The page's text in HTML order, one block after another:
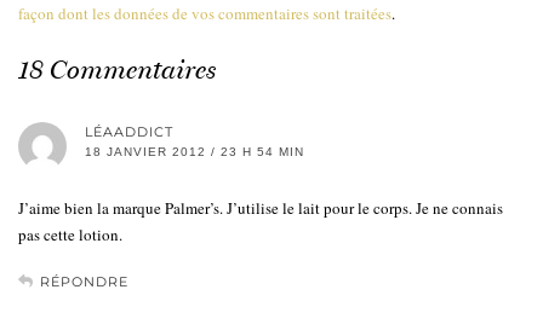
façon dont les données de vos commentaires sont traitées.
18 Commentaires
LÉAADDICT
18 JANVIER 2012 / 23 H 54 MIN
J’aime bien la marque Palmer’s. J’utilise le lait pour le corps. Je ne connais
pas cette lotion.
RÉPONDRE